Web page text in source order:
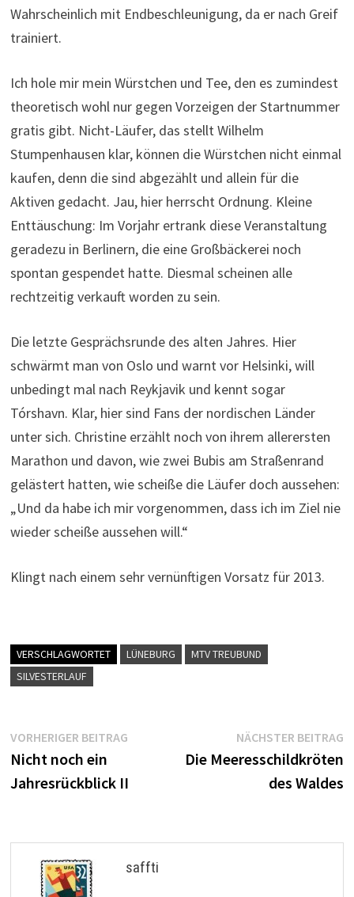
Wahrscheinlich mit Endbeschleunigung, da er nach Greif
trainiert.
Ich hole mir mein Würstchen und Tee, den es zumindest
theoretisch wohl nur gegen Vorzeigen der Startnummer
gratis gibt. Nicht-Läufer, das stellt Wilhelm
Stumpenhausen klar, können die Würstchen nicht einmal
kaufen, denn die sind abgezählt und allein für die
Aktiven gedacht. Jau, hier herrscht Ordnung. Kleine
Enttäuschung: Im Vorjahr ertrank diese Veranstaltung
geradezu in Berlinern, die eine Großbäckerei noch
spontan gespendet hatte. Diesmal scheinen alle
rechtzeitig verkauft worden zu sein.
Die letzte Gesprächsrunde des alten Jahres. Hier
schwärmt man von Oslo und warnt vor Helsinki, will
unbedingt mal nach Reykjavik und kennt sogar
Tórshavn. Klar, hier sind Fans der nordischen Länder
unter sich. Christine erzählt noch von ihrem allerersten
Marathon und davon, wie zwei Bubis am Straßenrand
gelästert hatten, wie scheiße die Läufer doch aussehen:
„Und da habe ich mir vorgenommen, dass ich im Ziel nie
wieder scheiße aussehen will.“
Klingt nach einem sehr vernünftigen Vorsatz für 2013.
VERSCHLAGWORTET LÜNEBURG
MTV TREUBUND
SILVESTERLAUF
Beitragsnavigation
VORHERIGER BEITRAGVorheriger
Nicht noch ein
Jahresrückblick II
NÄCHSTER BEITRAG
Die Meeresschildkröten
des Waldes
saffti